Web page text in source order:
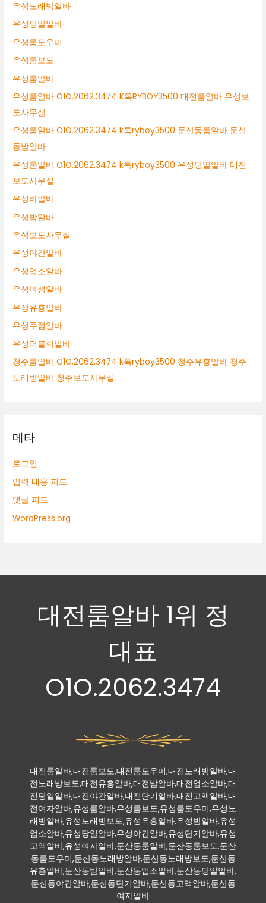
유성노래방알바
유성당일알바
유성룸도우미
유성룸보도
유성룸알바
유성룸알바 O1O.2062.3474 K톡RYBOY3500 대전룸알바 유성보
도사무실
유성룸알바 O1O.2062.3474 k톡ryboy3500 둔산동룸알바 둔산
동밤알바
유성룸알바 O1O.2062.3474 k톡ryboy3500 유성당일알바 대전
보도사무실
유성바알바
유성밤알바
유성보도사무실
유성야간알바
유성업소알바
유성여성알바
유성유흥알바
유성주점알바
유성퍼블릭알바
청주룸알바 O1O.2062.3474 k톡ryboy3500 청주유흥알바 청주
노래방알바 청주보도사무실
메타
로그인
입력 내용 피드
댓글 피드
WordPress.org
대전룸알바 1위 정
대표
O1O.2062.3474
대전룸알바,대전룸보도,대전룸도우미,대전노래방알바,대
전노래방보도,대전유흥알바,대전밤알바,대전업소알바,대
전당일알바,대전야간알바,대전단기알바,대전고액알바,대
전여자알바,유성룸알바,유성룸보도,유성룸도우미,유성노
래방알바,유성노래방보도,유성유흥알바,유성밤알바,유성
업소알바,유성당일알바,유성야간알바,유성단기알바,유성
고액알바,유성여자알바,둔산동룸알바,둔산동룸보도,둔산
동룸도우미,둔산동노래방알바,둔산동노래방보도,둔산동
유흥알바,둔산동밤알바,둔산동업소알바,둔산동당일알바,
둔산동야간알바,둔산동단기알바,둔산동고액알바,둔산동
여자알바